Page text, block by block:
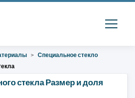
Специальное стекло
стекла Размер и доля